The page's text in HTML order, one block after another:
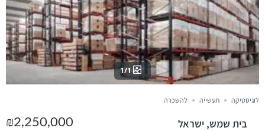
1/1
לוגיסטיקה תעשייה להשכרה
בית שמש, ישראל ₪2,250,000